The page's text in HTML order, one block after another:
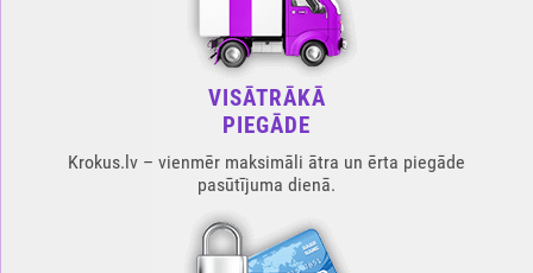
VISĀTRĀKĀ
PIEGĀDE
Krokus.lv – vienmēr maksimāli ātra un ērta piegāde
pasūtījuma dienā.